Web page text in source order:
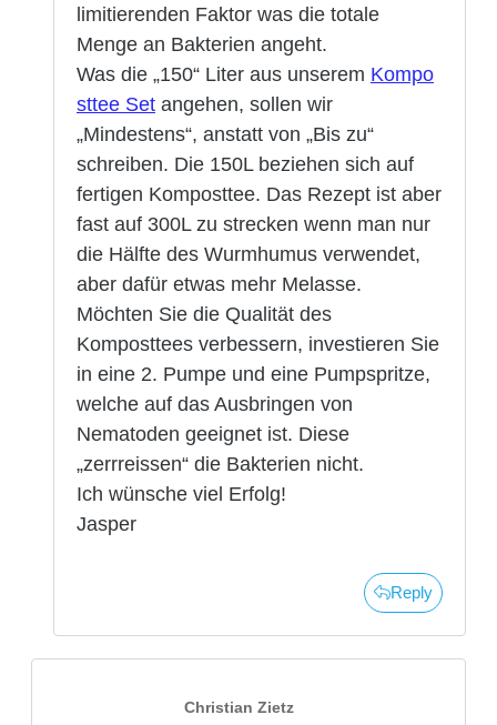
limitierenden Faktor was die totale
Menge an Bakterien angeht.
Was die „150“ Liter aus unserem Kompo
sttee Set angehen, sollen wir
„Mindestens“, anstatt von „Bis zu“
schreiben. Die 150L beziehen sich auf
fertigen Komposttee. Das Rezept ist aber
fast auf 300L zu strecken wenn man nur
die Hälfte des Wurmhumus verwendet,
aber dafür etwas mehr Melasse.
Möchten Sie die Qualität des
Komposttees verbessern, investieren Sie
in eine 2. Pumpe und eine Pumpspritze,
welche auf das Ausbringen von
Nematoden geeignet ist. Diese
„zerrreissen“ die Bakterien nicht.
Ich wünsche viel Erfolg!
Jasper
Reply
Christian Zietz